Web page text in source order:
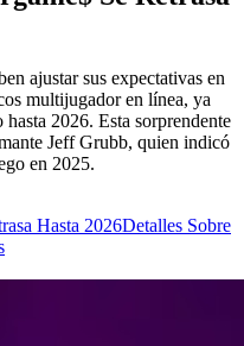
ajustar sus expectativas en
multijugador en línea, ya
2026. Esta sorprendente
Jeff Grubb, quien indicó
en 2025.
Hasta 2026Detalles Sobre